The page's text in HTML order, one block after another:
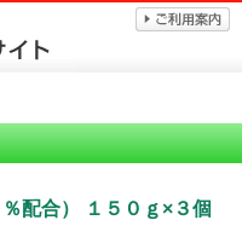
配合） １５０ｇ×３個